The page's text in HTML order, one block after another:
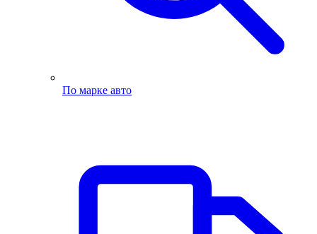
По марке авто